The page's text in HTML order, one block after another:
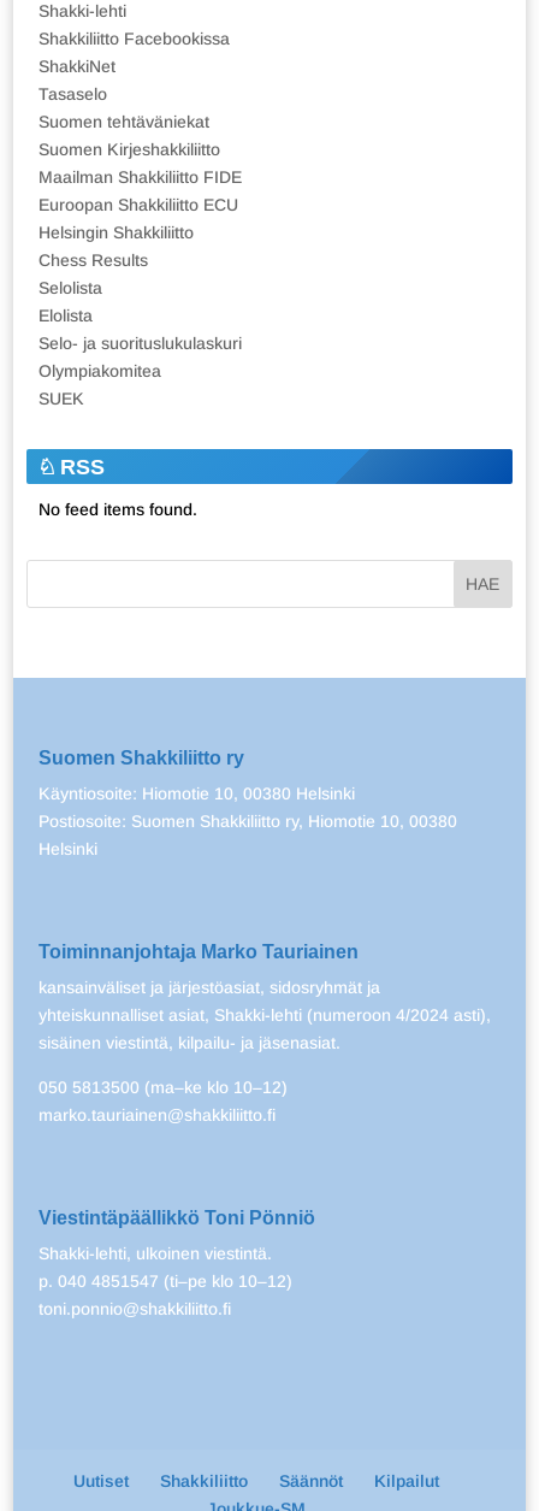
Shakki-lehti
Shakkiliitto Facebookissa
ShakkiNet
Tasaselo
Suomen tehtäväniekat
Suomen Kirjeshakkiliitto
Maailman Shakkiliitto FIDE
Euroopan Shakkiliitto ECU
Helsingin Shakkiliitto
Chess Results
Selolista
Elolista
Selo- ja suorituslukulaskuri
Olympiakomitea
SUEK
RSS
No feed items found.
Suomen Shakkiliitto ry
Käyntiosoite: Hiomotie 10, 00380 Helsinki
Postiosoite: Suomen Shakkiliitto ry, Hiomotie 10, 00380
Helsinki
Toiminnanjohtaja Marko Tauriainen
kansainväliset ja järjestöasiat, sidosryhmät ja
yhteiskunnalliset asiat, Shakki-lehti (numeroon 4/2024 asti),
sisäinen viestintä, kilpailu- ja jäsenasiat.
050 5813500 (ma–ke klo 10–12)
marko.tauriainen@shakkiliitto.fi
Viestintäpäällikkö Toni Pönniö
Shakki-lehti, ulkoinen viestintä.
p. 040 4851547 (ti–pe klo 10–12)
toni.ponnio@shakkiliitto.fi
Uutiset Shakkiliitto Säännöt
Kilpailut